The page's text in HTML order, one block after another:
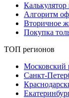
Калькулятор
Алгоритм
Вторичное
Покупка
ТОП регионов
Московский
Санкт-